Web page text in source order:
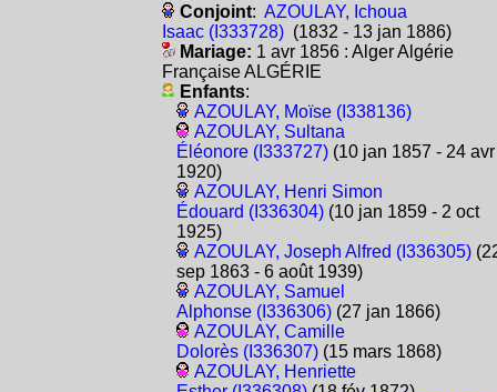
Conjoint: AZOULAY, Ichoua
Isaac (I333728)(1832 - 13 jan 1886)
Mariage: 1 avr 1856 : Alger Algérie
Française ALGÉRIE
Enfants:
AZOULAY, Moïse (I338136)
AZOULAY, Sultana
Éléonore (I333727)(10 jan 1857 - 24 avr
1920)
AZOULAY, Henri Simon
Édouard (I336304)(10 jan 1859 - 2 oct
1925)
AZOULAY, Joseph Alfred (I336305)
sep 1863 - 6 août 1939)
AZOULAY, Samuel
Alphonse (I336306)(27 jan 1866)
AZOULAY, Camille
Dolorès (I336307)(15 mars 1868)
AZOULAY, Henriette